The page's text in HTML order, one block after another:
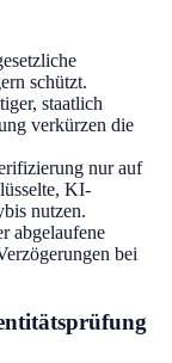
schützt.
staatlich
verkürzen die
nur auf
KI-
nutzen.
abgelaufene
bei